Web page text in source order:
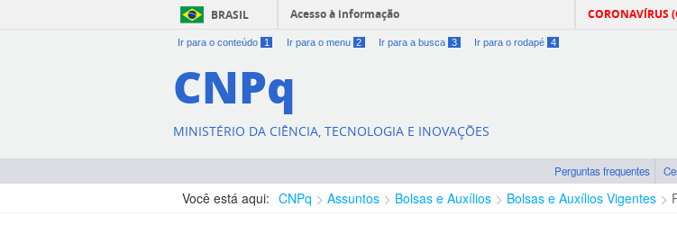
BRASIL Acesso à informação CORONAVÍRUS
Ir para o conteúdo 1 Ir para o menu 2 Ir para a busca 3 Ir para o rodapé 4
CNPq
MINISTÉRIO DA CIÊNCIA, TECNOLOGIA E INOVAÇÕES
Perguntas frequentes
Você está aqui: CNPq Assuntos Bolsas e Auxílios Bolsas e Auxílios Vigentes